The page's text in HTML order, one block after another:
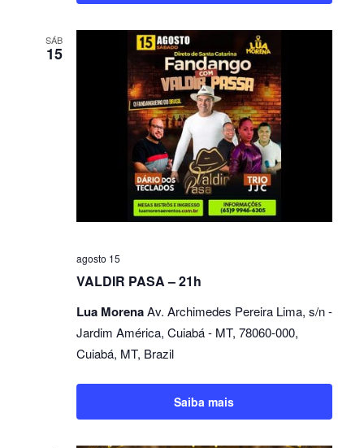
SÁB
15
agosto 15
VALDIR PASA – 21h
Lua MorenaAv. Archimedes Pereira Lima, s/n -
Jardim América, Cuiabá - MT, 78060-000,
Cuiabá, MT, Brazil
Saiba mais